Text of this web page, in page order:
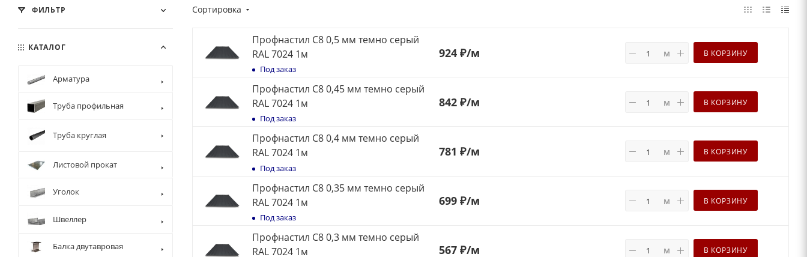
Сортировка
Профнастил С8 0,5 мм темно серый
RAL 7024 1м
Под заказ
924 ₽/м м В КОРЗИНУ
Профнастил С8 0,45 мм темно серый
RAL 7024 1м
Под заказ
842 ₽/м м В КОРЗИНУ
Профнастил С8 0,4 мм темно серый
RAL 7024 1м
Под заказ
781 ₽/м м В КОРЗИНУ
Профнастил С8 0,35 мм темно серый
RAL 7024 1м
Под заказ
699 ₽/м м В КОРЗИНУ
Профнастил С8 0,3 мм темно серый
RAL 7024 1м
567 ₽/м м В КОРЗИНУ
ФИЛЬТР
КАТАЛОГ
Арматура
Труба профильная
Труба круглая
Листовой прокат
Уголок
Швеллер
Балка двутавровая